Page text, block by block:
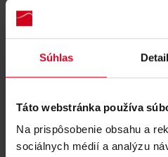
Súhlas
Táto webstránka používa
Na prispôsobenie obsahu a
sociálnych médií a analýzu